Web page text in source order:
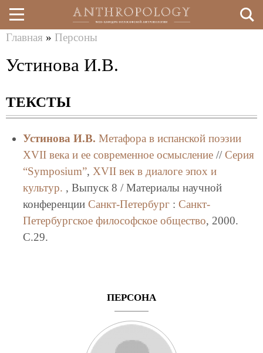
Перейти
к
содержанию
здесь
Главная » Персоны
Устинова И.В.
ТЕКСТЫ
Устинова И.В. Метафора в испанской поэзии
XVII века и ее современное осмысление// Серия
“Symposium”, XVII век в диалоге эпох и
культур. , Выпуск 8 / Материалы научной
конференции Санкт-Петербург: Санкт-
Петербургское философское общество, 2000.
C.29.
ПЕРСОНА